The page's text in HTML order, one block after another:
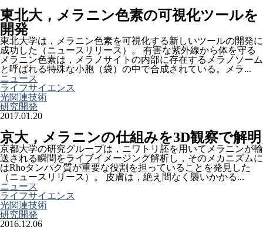
東北大，メラニン色素の可視化ツールを
開発
東北大学は，メラニン色素を可視化する新しいツールの開発に
成功した（ニュースリリース）。 有害な紫外線から体を守る
メラニン色素は，メラノサイトの内部に存在するメラノソーム
と呼ばれる特殊な小胞（袋）の中で合成されている。メラ...
ニュース
ライフサイエンス
光関連技術
研究開発
2017.01.20
京大，メラニンの仕組みを3D観察で解明
京都大学の研究グループは，ニワトリ胚を用いてメラニンが輸
送される瞬間をライブイメージング解析し，そのメカニズムに
はRhoタンパク質が重要な役割を担っていることを発見した
（ニュースリリース）。 皮膚は，絶え間なく襲いかかる...
ニュース
ライフサイエンス
光関連技術
研究開発
2016.12.06